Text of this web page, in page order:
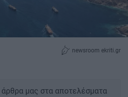
newsroom ekriti.gr
μας στα αποτελέσματα